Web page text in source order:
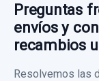
usado.
FORD
Garantía
MANGUETA
Preguntas
envíos y
recambios
Resolvemos las